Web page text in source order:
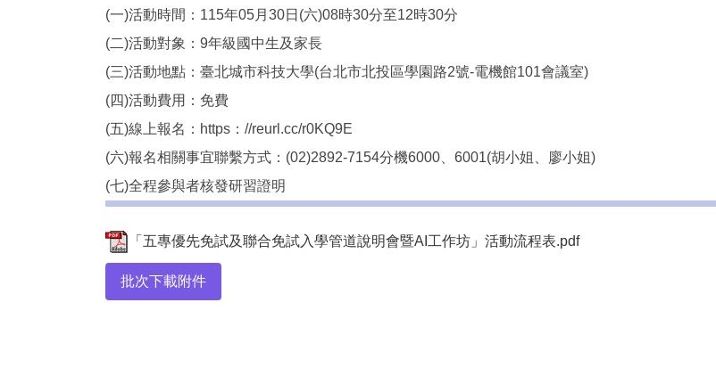
(一)活動時間：115年05月30日(六)08時30分至12時30分
(二)活動對象：9年級國中生及家長
(三)活動地點：臺北城市科技大學(台北市北投區學園路2號-電機館101會議室)
(四)活動費用：免費
(五)線上報名：https：//reurl.cc/r0KQ9E
(六)報名相關事宜聯繫方式：(02)2892-7154分機6000、6001(胡小姐、廖小姐)
(七)全程參與者核發研習證明
「五專優先免試及聯合免試入學管道說明會暨AI工作坊」活動流程表.pdf
批次下載附件